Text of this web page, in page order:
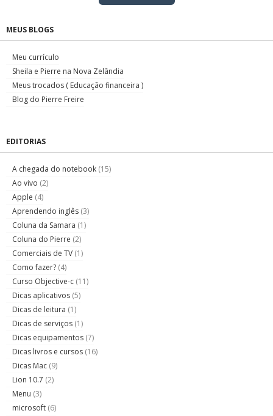
MEUS BLOGS
Meu currículo
Sheila e Pierre na Nova Zelândia
Meus trocados ( Educação financeira )
Blog do Pierre Freire
EDITORIAS
A chegada do notebook (15)
Ao vivo (2)
Apple (4)
Aprendendo inglês (3)
Coluna da Samara (1)
Coluna do Pierre (2)
Comerciais de TV (1)
Como fazer? (4)
Curso Objective-c (11)
Dicas aplicativos (5)
Dicas de leitura (1)
Dicas de serviços (1)
Dicas equipamentos (7)
Dicas livros e cursos (16)
Dicas Mac (9)
Lion 10.7 (2)
Menu (3)
microsoft (6)